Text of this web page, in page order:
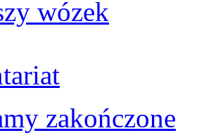
wózek
zakończone